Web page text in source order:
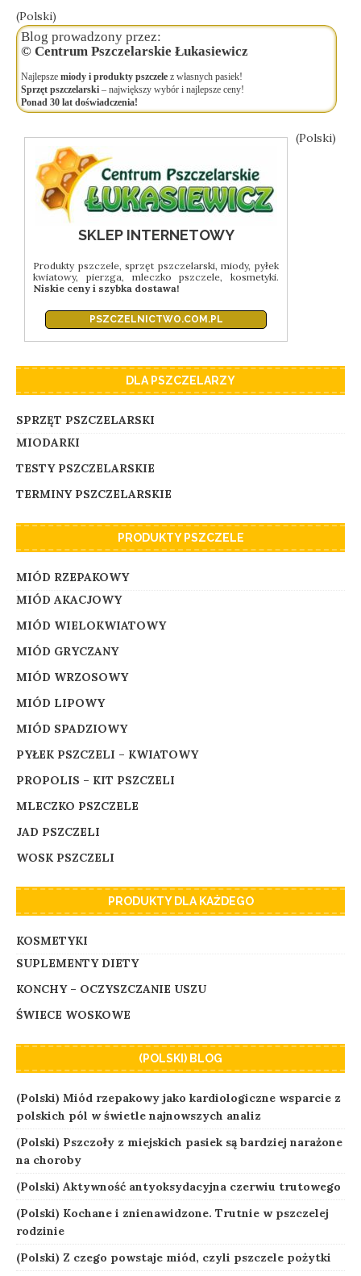
(Polski)
Blog prowadzony przez:
© Centrum Pszczelarskie Łukasiewicz
Najlepsze miody i produkty pszczele z własnych pasiek!
Sprzęt pszczelarski – największy wybór i najlepsze ceny!
Ponad 30 lat doświadczenia!
(Polski)
SKLEP INTERNETOWY
Produkty pszczele, sprzęt pszczelarski, miody, pyłek
kwiatowy, pierzga, mleczko pszczele, kosmetyki.
Niskie ceny i szybka dostawa!
PSZCZELNICTWO.COM.PL
DLA PSZCZELARZY
SPRZĘT PSZCZELARSKI
MIODARKI
TESTY PSZCZELARSKIE
TERMINY PSZCZELARSKIE
PRODUKTY PSZCZELE
MIÓD RZEPAKOWY
MIÓD AKACJOWY
MIÓD WIELOKWIATOWY
MIÓD GRYCZANY
MIÓD WRZOSOWY
MIÓD LIPOWY
MIÓD SPADZIOWY
PYŁEK PSZCZELI – KWIATOWY
PROPOLIS – KIT PSZCZELI
MLECZKO PSZCZELE
JAD PSZCZELI
WOSK PSZCZELI
PRODUKTY DLA KAŻDEGO
KOSMETYKI
SUPLEMENTY DIETY
KONCHY – OCZYSZCZANIE USZU
ŚWIECE WOSKOWE
(POLSKI) BLOG
(Polski) Miód rzepakowy jako kardiologiczne wsparcie z
polskich pól w świetle najnowszych analiz
(Polski) Pszczoły z miejskich pasiek są bardziej narażone
na choroby
(Polski) Aktywność antyoksydacyjna czerwiu trutowego
(Polski) Kochane i znienawidzone. Trutnie w pszczelej
rodzinie
(Polski) Z czego powstaje miód, czyli pszczele pożytki